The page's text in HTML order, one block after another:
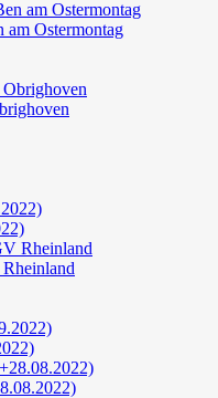
am Ostermontag